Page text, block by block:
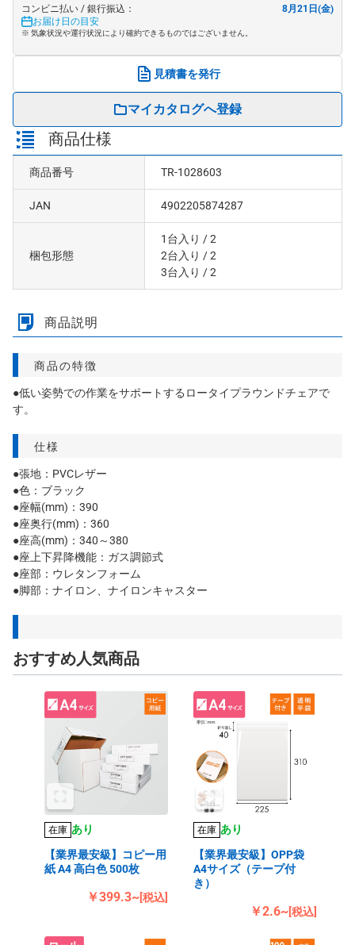
コンビニ払い / 銀行振込：
8月21日(金)
お届け日の目安
※ 気象状況や運行状況により確約できるものではございません。
見積書を発行
マイカタログへ登録
商品仕様
商品番号 TR-1028603
JAN 4902205874287
梱包形態
1台入り / 2
2台入り / 2
3台入り / 2
商品説明
商品の特徴
●低い姿勢での作業をサポートするロータイプラウンドチェアで
す。
仕様
●張地：PVCレザー
●色：ブラック
●座幅(mm)：390
●座奥行(mm)：360
●座高(mm)：340～380
●座上下昇降機能：ガス調節式
●座部：ウレタンフォーム
●脚部：ナイロン、ナイロンキャスター
おすすめ人気商品
在庫 あり
【業界最安級】コピー用
紙 A4 高白色 500枚
￥399.3~[税込]
在庫 あり
【業界最安級】OPP袋
A4サイズ（テープ付
き）
￥2.6~[税込]